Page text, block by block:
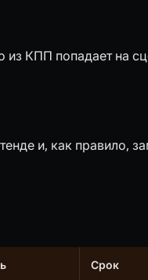
из КПП попадает на
и, как правило,
Срок